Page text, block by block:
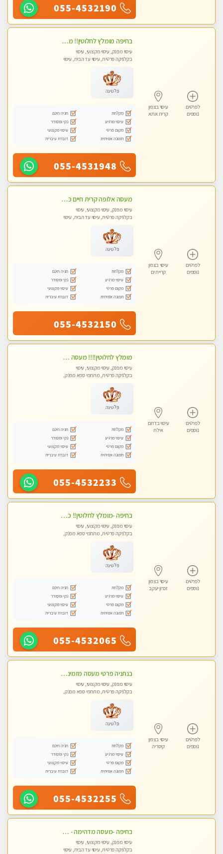
055-4532190
לפרטים
נוספים
עיסוי בצפון
קרית אתא
בחיפה מומלץ לחלוטין!! מעסה יפה איכותית מקצועית ומפנקת מאוד פרטי מומלץ בחום.עיסוי מפנק מאוווד.
עיסוי מפנק, עיסוי מקצועי, עיסוי
בקלניקה פרטית, עיסוי עד הבית, עיסוי
פלטינה
מקלחת
חניה חינם
עיסוי מרגיע
נקי ומסודר
מקום פרטי
עיסוי מקצועי
תמונה אמיתית
דוברת עיברית
055-4531948
לפרטים
נוספים
עיסוי בצפון
קריית ים
מעסה אלופה קרית חיים כל סוגי העיסויים מעסה מקצועית ואיכותית פרטי!!
עיסוי מפנק, עיסוי מקצועי, עיסוי
בקלניקה פרטית, עיסוי עד הבית, עיסוי
פלטינה
מקלחת
חניה חינם
עיסוי מרגיע
נקי ומסודר
מקום פרטי
עיסוי מקצועי
תמונה אמיתית
דוברת עיברית
055-4532150
לפרטים
נוספים
עיסוי בדרום
אילת
מומלץ לחלוטין!!!! מעסה מקצועית מהממת ואיכותית פרטי!!!לזוגות +לבית המלון - ללא מין !!
עיסוי מפנק, עיסוי מקצועי, עיסוי
בקלניקה פרטית, מתחמי ספא מפנק,
פלטינה
מקלחת
חניה חינם
עיסוי מרגיע
נקי ומסודר
מקום פרטי
עיסוי מקצועי
תמונה אמיתית
דוברת עיברית
055-4532233
לפרטים
נוספים
עיסוי בצפון
זכרון יעקב
בחיפה -מומלץ לחלוטין!! כל סוגי העיסויים מעסה מקצועית ואיכותית פרטי!!!
עיסוי מפנק, עיסוי מקצועי, עיסוי
בקלניקה פרטית, מתחמי ספא מפנק,
טנטרה
פלטינה
מקלחת
חניה חינם
עיסוי מרגיע
נקי ומסודר
מקום פרטי
עיסוי מקצועי
תמונה אמיתית
דוברת עיברית
055-4532065
לפרטים
נוספים
עיסוי בצפון
קיסריה
בנתניה פרטי מעסה מזמינה אותך למפגש אחד על אחד בלי שותפות! פינוק מרגיע vip
עיסוי מפנק, עיסוי מקצועי, עיסוי
בקלניקה פרטית, מתחמי ספא מפנק,
פלטינה
מקלחת
חניה חינם
עיסוי מרגיע
נקי ומסודר
מקום פרטי
עיסוי מקצועי
תמונה אמיתית
דוברת עיברית
055-4532255
בחיפה -מעסה מדהימה - כל סוגי העיסויים מעסה מקצועית ואיכותית פרטי!!!
עיסוי מפנק, עיסוי מקצועי, עיסוי
בקלניקה פרטית, עיסוי עד הבית, עיסוי